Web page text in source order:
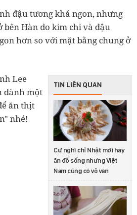
đậu tương khá ngon, nhưng
bên Hàn do kim chi và đậu
hơn so với mặt bằng chung ở
TIN LIÊN QUAN
Cứ nghĩ chỉ Nhật mới hay
ăn đồ sống nhưng Việt
Nam cũng có vô vàn
Lee
dành một
ăn thịt
nhé!